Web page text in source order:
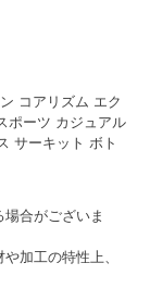
コアリズム エク
ポーツ カジュアル
サーキット ボト
合がございま
加工の特性上、